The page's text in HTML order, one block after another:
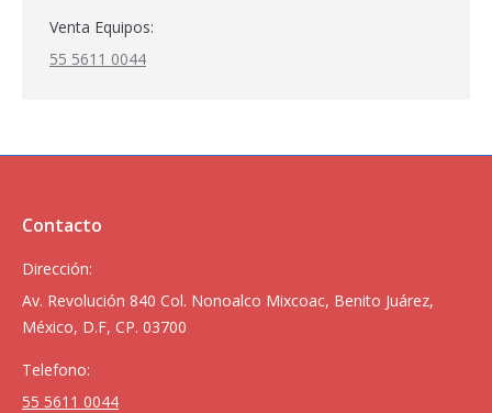
Venta Equipos:
55 5611 0044
Contacto
Dirección:
Av. Revolución 840 Col. Nonoalco Mixcoac, Benito Juárez,
México, D.F, CP. 03700
Telefono:
55 5611 0044